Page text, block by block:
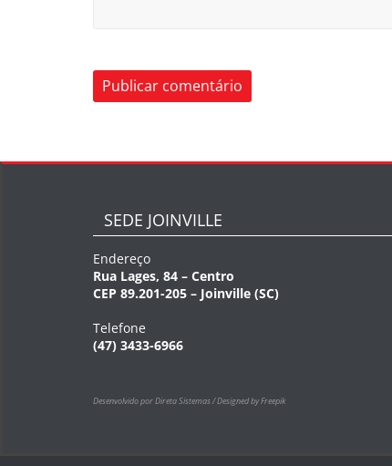
SEDE JOINVILLE
Endereço
Rua Lages, 84 – Centro
CEP 89.201-205 – Joinville (SC)
Telefone
(47) 3433-6966
Desenvolvido por Direta Sistemas /Designed by Freepik